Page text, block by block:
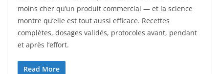
moins cher qu’un produit commercial — et la science
montre qu’elle est tout aussi efficace. Recettes
complètes, dosages validés, protocoles avant, pendant
et après l’effort.
Read More